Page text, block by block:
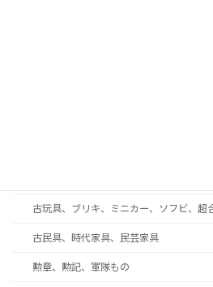
古玩具、ブリキ、ミニカー、ソフビ、超
古民具、時代家具、民芸家具
勲章、勲記、軍隊もの